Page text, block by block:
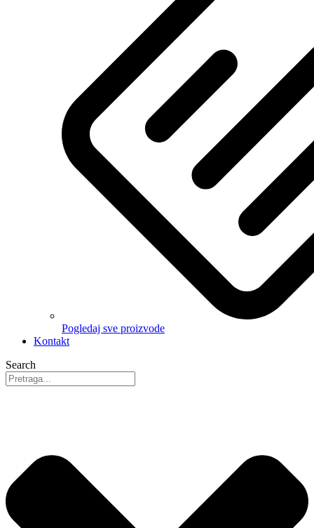
Pogledaj sve proizvode
Kontakt
Search